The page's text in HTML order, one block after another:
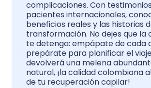
complicaciones. Con
pacientes internacionales,
beneficios reales y las historias
transformación. No dejes que la
te detenga: empápate de cada
prepárate para planificar el
devolverá una melena
natural, ¡la calidad colombiana
de tu recuperación capilar!